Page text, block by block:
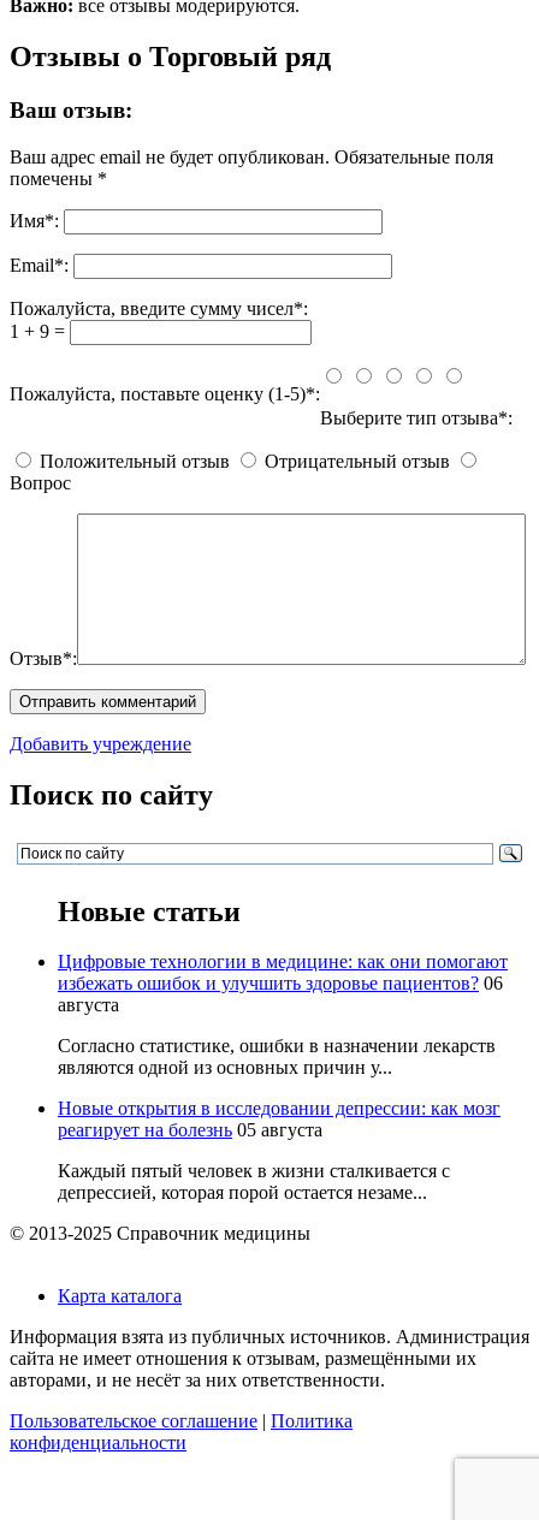
Важно: все отзывы модерируются.
Отзывы о Торговый ряд
Ваш отзыв:
Ваш адрес email не будет опубликован. Обязательные поля
помечены *
Имя*:
Email*:
Пожалуйста, введите сумму чисел*:
1 + 9 =
Пожалуйста, поставьте оценку (1-5)*:
Выберите тип отзыва*:
Положительный отзыв
Отрицательный отзыв
Вопрос
Отзыв*:
Добавить учреждение
Поиск по сайту
Новые статьи
Цифровые технологии в медицине: как они помогают
избежать ошибок и улучшить здоровье пациентов? 06
августа
Согласно статистике, ошибки в назначении лекарств
являются одной из основных причин у...
Новые открытия в исследовании депрессии: как мозг
реагирует на болезнь 05 августа
Каждый пятый человек в жизни сталкивается с
депрессией, которая порой остается незаме...
© 2013-2025 Справочник медицины
Карта каталога
Информация взята из публичных источников. Администрация
сайта не имеет отношения к отзывам, размещёнными их
авторами, и не несёт за них ответственности.
Пользовательское соглашение
Политика
конфиденциальности